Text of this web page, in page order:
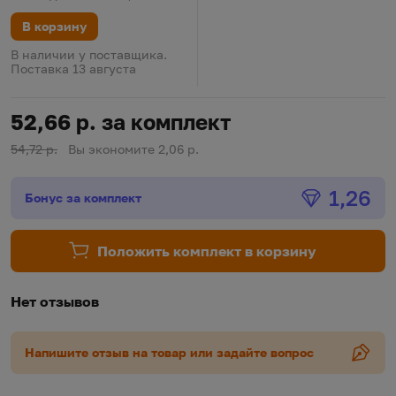
В корзину
В наличии у поставщика.
Поставка 13 августа
52,66 р. за комплект
54,72 р. Вы экономите 2,06 р.
Бонус за комплект Бонус
1,26
Положить комплект в корзину
Нет отзывов
Напишите отзыв на товар или задайте вопрос